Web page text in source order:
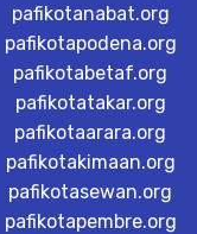
pafikotanabat.org
pafikotapodena.org
pafikotabetaf.org
pafikotatakar.org
pafikotaarara.org
pafikotakimaan.org
pafikotasewan.org
pafikotapembre.org